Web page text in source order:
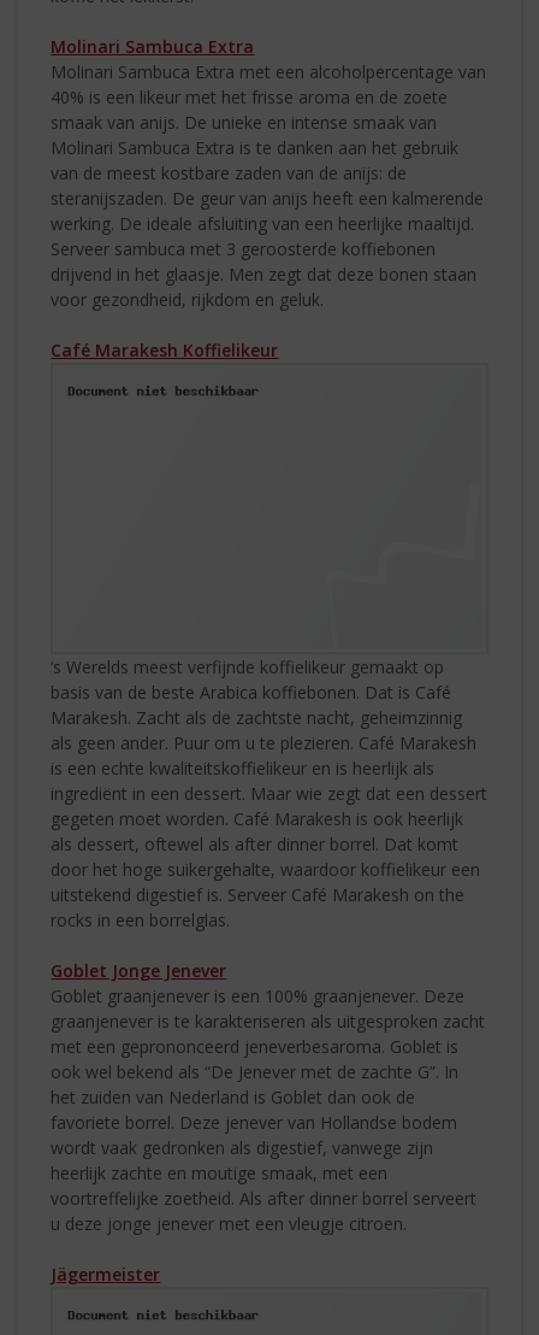
Molinari Sambuca Extra
Molinari Sambuca Extra met een alcoholpercentage van
40% is een likeur met het frisse aroma en de zoete
smaak van anijs. De unieke en intense smaak van
Molinari Sambuca Extra is te danken aan het gebruik
van de meest kostbare zaden van de anijs: de
steranijszaden. De geur van anijs heeft een kalmerende
werking. De ideale afsluiting van een heerlijke maaltijd.
Serveer sambuca met 3 geroosterde koffiebonen
drijvend in het glaasje. Men zegt dat deze bonen staan
voor gezondheid, rijkdom en geluk.
Café Marakesh Koffielikeur
‘s Werelds meest verfijnde koffielikeur gemaakt op
basis van de beste Arabica koffiebonen. Dat is Café
Marakesh. Zacht als de zachtste nacht, geheimzinnig
als geen ander. Puur om u te plezieren. Café Marakesh
is een echte kwaliteitskoffielikeur en is heerlijk als
ingrediënt in een dessert. Maar wie zegt dat een dessert
gegeten moet worden. Café Marakesh is ook heerlijk
als dessert, oftewel als after dinner borrel. Dat komt
door het hoge suikergehalte, waardoor koffielikeur een
uitstekend digestief is. Serveer Café Marakesh on the
rocks in een borrelglas.
Goblet Jonge Jenever
Goblet graanjenever is een 100% graanjenever. Deze
graanjenever is te karakteriseren als uitgesproken zacht
met een geprononceerd jeneverbesaroma. Goblet is
ook wel bekend als “De Jenever met de zachte G”. In
het zuiden van Nederland is Goblet dan ook de
favoriete borrel. Deze jenever van Hollandse bodem
wordt vaak gedronken als digestief, vanwege zijn
heerlijk zachte en moutige smaak, met een
voortreffelijke zoetheid. Als after dinner borrel serveert
u deze jonge jenever met een vleugje citroen.
Jägermeister